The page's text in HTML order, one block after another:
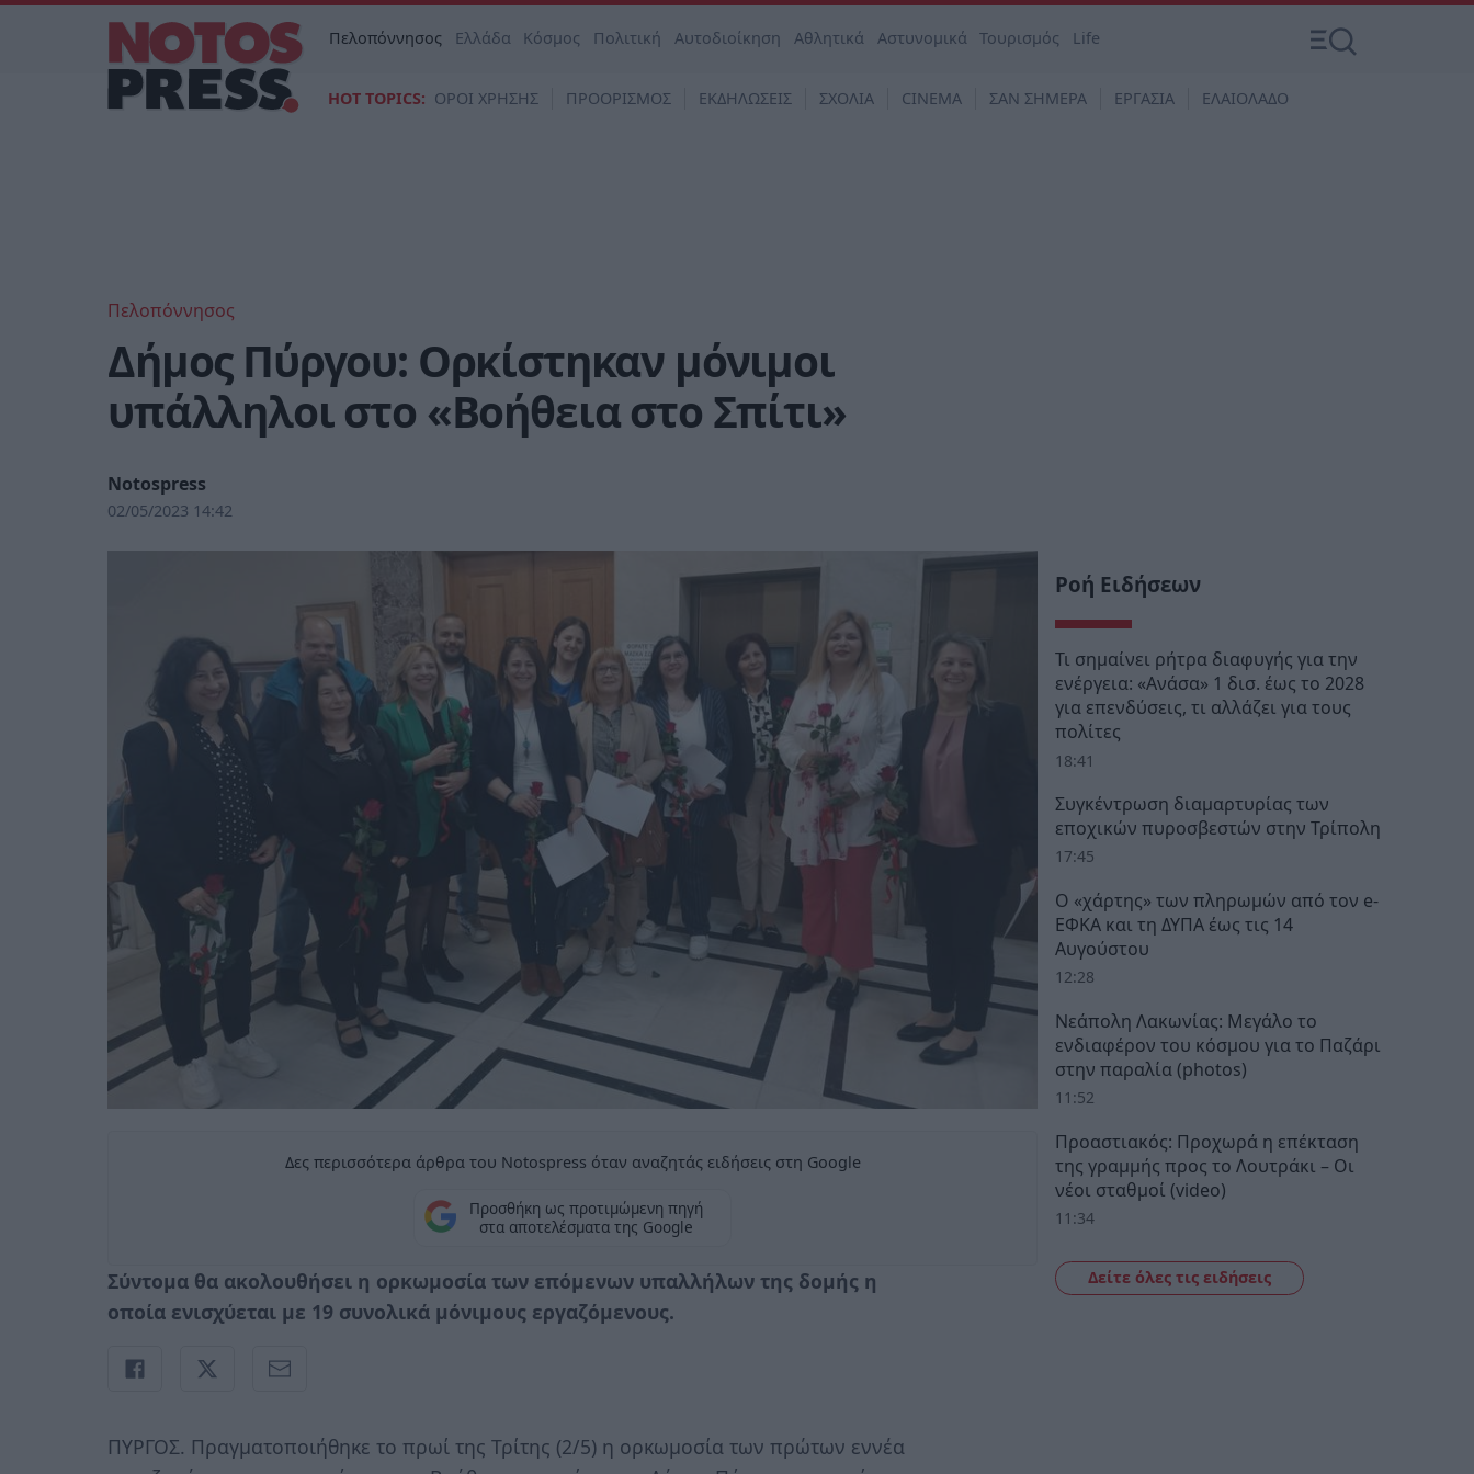
Πελοπόννησος Ελλάδα Κόσμος Πολιτική Αυτοδιοίκηση Αθλητικά Αστυνομικά Τουρισμός Life
HOT TOPICS: ΟΡΟΙ ΧΡΗΣΗΣ ΠΡΟΟΡΙΣΜΟΣ ΕΚΔΗΛΩΣΕΙΣ ΣΧΟΛΙΑ CINEMA ΣΑΝ ΣΗΜΕΡΑ ΕΡΓΑΣΙΑ ΕΛΑΙΟΛΑΔΟ
Πελοπόννησος
Δήμος Πύργου: Ορκίστηκαν μόνιμοι
υπάλληλοι στο «Βοήθεια στο Σπίτι»
Notospress
02/05/2023 14:42
Δες περισσότερα άρθρα του Notospress όταν αναζητάς ειδήσεις στη Google
Προσθήκη ως προτιμώμενη πηγή
στα αποτελέσματα της Google
Σύντομα θα ακολουθήσει η ορκωμοσία των επόμενων υπαλλήλων της δομής η
οποία ενισχύεται με 19 συνολικά μόνιμους εργαζόμενους.
ΠΥΡΓΟΣ. Πραγματοποιήθηκε το πρωί της Τρίτης (2/5) η ορκωμοσία των πρώτων εννέα
Ροή Ειδήσεων
Τι σημαίνει ρήτρα διαφυγής για την
ενέργεια: «Ανάσα» 1 δισ. έως το 2028
για επενδύσεις, τι αλλάζει για τους
πολίτες
18:41
Συγκέντρωση διαμαρτυρίας των
εποχικών πυροσβεστών στην Τρίπολη
17:45
Ο «χάρτης» των πληρωμών από τον e-
ΕΦΚΑ και τη ΔΥΠΑ έως τις 14
Αυγούστου
12:28
Νεάπολη Λακωνίας: Μεγάλο το
ενδιαφέρον του κόσμου για το Παζάρι
στην παραλία (photos)
11:52
Προαστιακός: Προχωρά η επέκταση
της γραμμής προς το Λουτράκι – Οι
νέοι σταθμοί (video)
11:34
Δείτε όλες τις ειδήσεις